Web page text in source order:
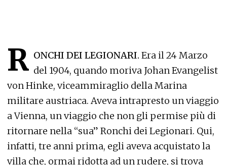
R ONCHI DEI LEGIONARI. Era il 24 Marzo
del 1904, quando moriva Johan Evangelist
von Hinke, viceammiraglio della Marina
militare austriaca. Aveva intrapresto un viaggio
a Vienna, un viaggio che non gli permise più di
ritornare nella “sua” Ronchi dei Legionari. Qui,
infatti, tre anni prima, egli aveva acquistato la
villa che, ormai ridotta ad un rudere, si trova